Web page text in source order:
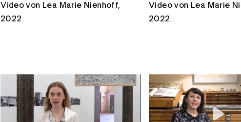
Video von Lea Marie Nienhoff,
2022
Video von Lea Marie
2022